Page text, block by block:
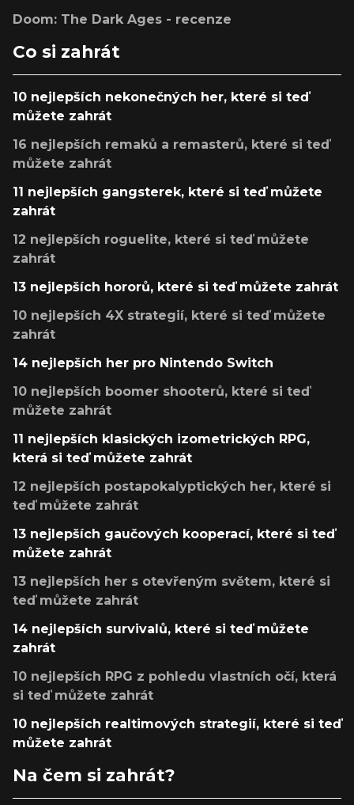
Doom: The Dark Ages - recenze
Co si zahrát
10 nejlepších nekonečných her, které si teď
můžete zahrát
16 nejlepších remaků a remasterů, které si teď
můžete zahrát
11 nejlepších gangsterek, které si teď můžete
zahrát
12 nejlepších roguelite, které si teď můžete
zahrát
13 nejlepších hororů, které si teď můžete zahrát
10 nejlepších 4X strategií, které si teď můžete
zahrát
14 nejlepších her pro Nintendo Switch
10 nejlepších boomer shooterů, které si teď
můžete zahrát
11 nejlepších klasických izometrických RPG,
která si teď můžete zahrát
12 nejlepších postapokalyptických her, které si
teď můžete zahrát
13 nejlepších gaučových kooperací, které si teď
můžete zahrát
13 nejlepších her s otevřeným světem, které si
teď můžete zahrát
14 nejlepších survivalů, které si teď můžete
zahrát
10 nejlepších RPG z pohledu vlastních očí, která
si teď můžete zahrát
10 nejlepších realtimových strategií, které si teď
můžete zahrát
Na čem si zahrát?